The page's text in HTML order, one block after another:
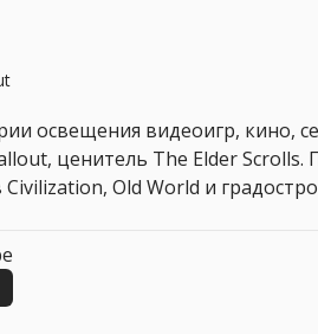
освещения видеоигр, кино,
ценитель The Elder Scrolls.
Old World и